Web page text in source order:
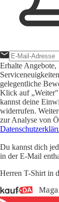
Erhalte Angebote,
gelegentliche
Klick auf
kannst deine
widerrufen.
zur Analyse von
Du kannst dich
in der E-Mail
Herren T-Shirt in